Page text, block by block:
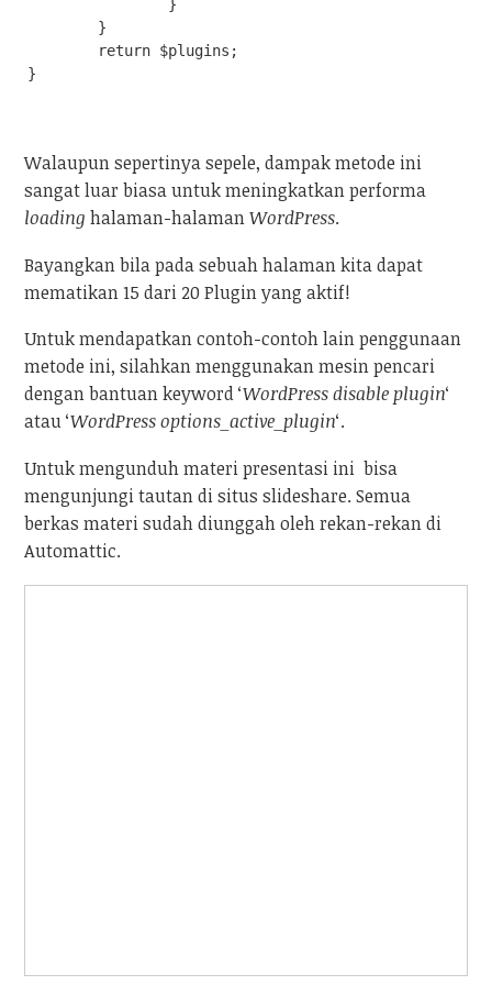
                }
        }
        return $plugins;
}
Walaupun sepertinya sepele, dampak metode ini
sangat luar biasa untuk meningkatkan performa
loading halaman-halamanWordPress.
Bayangkan bila pada sebuah halaman kita dapat
mematikan 15 dari 20 Plugin yang aktif!
Untuk mendapatkan contoh-contoh lain penggunaan
metode ini, silahkan menggunakan mesin pencari
dengan bantuan keyword ‘WordPress disable plugin‘
atau ‘WordPress options_active_plugin‘.
Untuk mengunduh materi presentasi ini bisa
mengunjungi tautan di situs slideshare. Semua
berkas materi sudah diunggah oleh rekan-rekan di
Automattic.